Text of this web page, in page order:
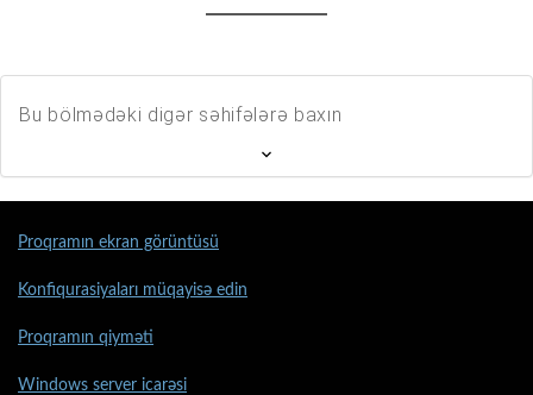
Bu bölmədəki digər səhifələrə baxın
Proqramın ekran görüntüsü
Konfiqurasiyaları müqayisə edin
Proqramın qiyməti
Windows server icarəsi